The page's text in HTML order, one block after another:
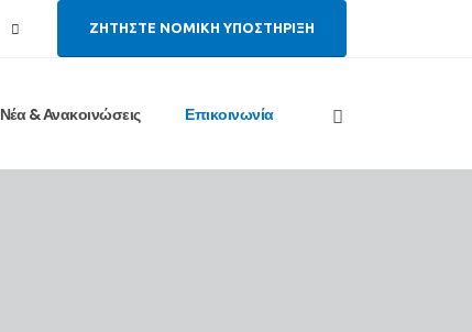
ΖΗΤΗΣΤΕ ΝΟΜΙΚΗ ΥΠΟΣΤΗΡΙΞΗ
Νέα & Ανακοινώσεις Επικοινωνία